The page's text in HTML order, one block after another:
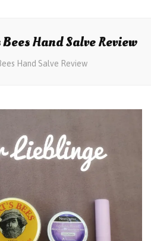
Hand Salve Review
Hand Salve Review